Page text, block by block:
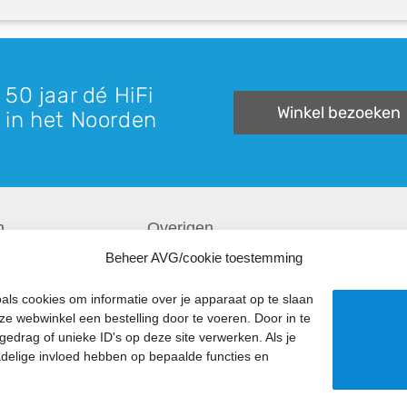
Beheer AVG/cookie toestemming
cookies om informatie over je apparaat op te slaan
webwinkel een bestelling door te voeren. Door in te
of unieke ID's op deze site verwerken. Als je
invloed hebben op bepaalde functies en
jaar dé HiFi
het Noorden
Winkel bezoeken
Overigen
Downloads
Verzending & Retourneren